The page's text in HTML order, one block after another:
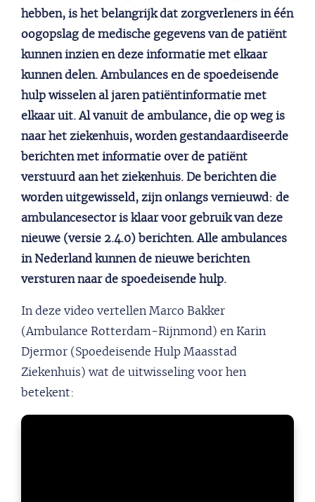
hebben, is het belangrijk dat zorgverleners in één
oogopslag de medische gegevens van de patiënt
kunnen inzien en deze informatie met elkaar
kunnen delen. Ambulances en de spoedeisende
hulp wisselen al jaren patiëntinformatie met
elkaar uit. Al vanuit de ambulance, die op weg is
naar het ziekenhuis, worden gestandaardiseerde
berichten met informatie over de patiënt
verstuurd aan het ziekenhuis. De berichten die
worden uitgewisseld, zijn onlangs vernieuwd: de
ambulancesector is klaar voor gebruik van deze
nieuwe (versie 2.4.0) berichten. Alle ambulances
in Nederland kunnen de nieuwe berichten
versturen naar de spoedeisende hulp.
In deze video vertellen Marco Bakker
(Ambulance Rotterdam-Rijnmond) en Karin
Djermor (Spoedeisende Hulp Maasstad
Ziekenhuis) wat de uitwisseling voor hen
betekent: